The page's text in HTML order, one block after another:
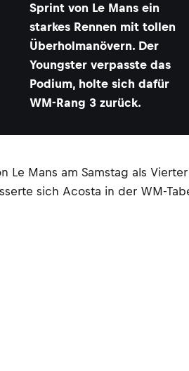
Sprint von Le Mans ein
starkes Rennen mit tollen
Überholmanövern. Der
Youngster verpasste das
Podium, holte sich dafür
WM-Rang 3 zurück.
Mans am Samstag als
sich Acosta in der WM-